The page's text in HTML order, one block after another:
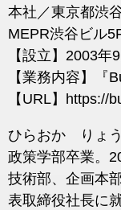
本社／東京都渋
MEPR渋谷ビル
【設立】2003年
【業務内容】『
【URL】https://
ひらおか りょ
政策学部卒業。
技術部、企画本
表取締役社長に